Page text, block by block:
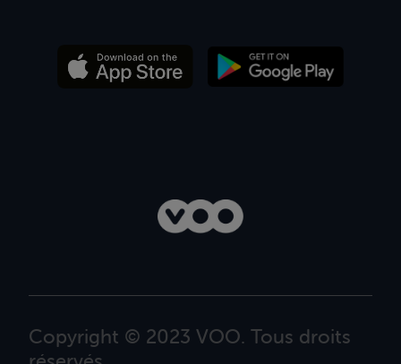
Copyright © 2023 VOO. Tous droits